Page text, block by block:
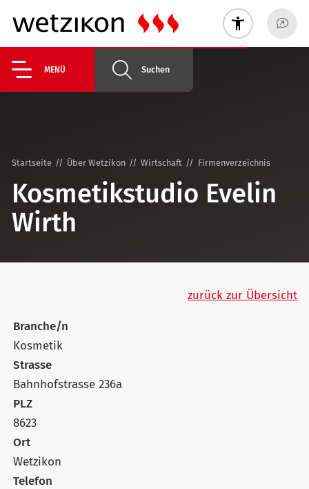
MENÜ Suchen
Startseite Über Wetzikon Wirtschaft Firmenverzeichnis
Kosmetikstudio Evelin
Wirth
zurück zur Übersicht
Branche/n
Kosmetik
Strasse
Bahnhofstrasse 236a
PLZ
8623
Ort
Wetzikon
Telefon